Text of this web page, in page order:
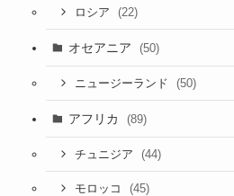
ロシア (22)
オセアニア (50)
ニュージーランド (50)
アフリカ (89)
チュニジア (44)
モロッコ (45)